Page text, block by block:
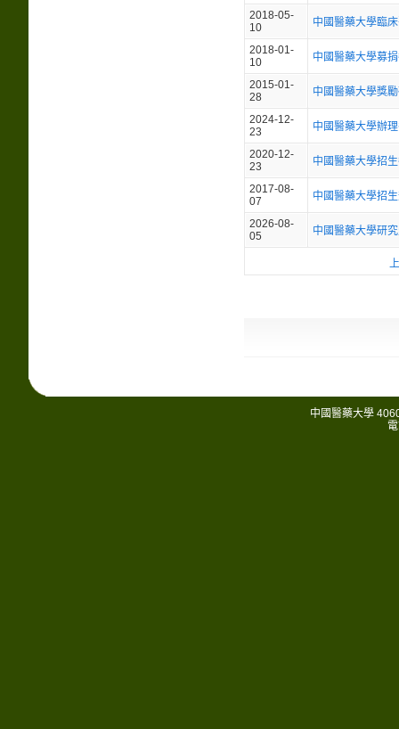
2018-05-
10
中國醫藥大學臨
2018-01-
10
中國醫藥大學募
2015-01-
28
中國醫藥大學獎
2024-12-
23
中國醫藥大學辦
2020-12-
23
中國醫藥大學招
2017-08-
07
中國醫藥大學招
2026-08-
05
中國醫藥大學研
中國醫藥大學